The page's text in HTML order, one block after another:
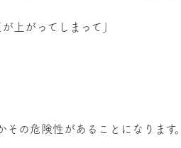
上がってしまって」
の危険性があることになります。